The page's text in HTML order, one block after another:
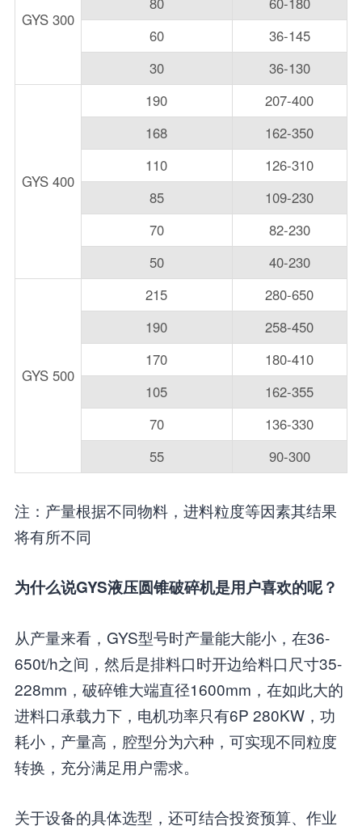
GYS 300
60
36-145
30
36-130
GYS 400
190
207-400
168
162-350
110
126-310
85
109-230
70
82-230
50
40-230
GYS 500
215
280-650
190
258-450
170
180-410
105
162-355
70
136-330
55
90-300
注：产量根据不同物料，进料粒度等因素其结果
将有所不同
为什么说GYS液压圆锥破碎机是用户喜欢的呢？
从产量来看，GYS型号时产量能大能小，在36-
650t/h之间，然后是排料口时开边给料口尺寸35-
228mm，破碎锥大端直径1600mm，在如此大的
进料口承载力下，电机功率只有6P 280KW，功
耗小，产量高，腔型分为六种，可实现不同粒度
转换，充分满足用户需求。
关于设备的具体选型，还可结合投资预算、作业